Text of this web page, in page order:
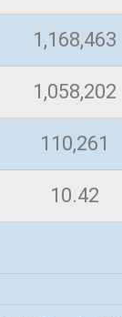
1,168,463
1,058,202
110,261
10.42